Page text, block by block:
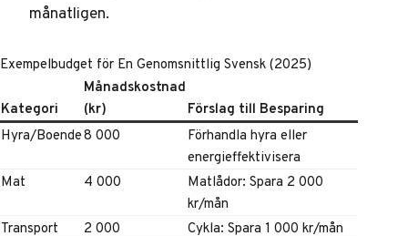
månatligen.
Exempelbudget för En Genomsnittlig Svensk (2025)
Kategori
Månadskostnad
(kr)
Förslag till Besparing
Hyra/Boende8 000
Förhandla hyra eller
energieffektivisera
Mat
4 000
Matlådor: Spara 2 000
kr/mån
Transport
2 000
Cykla: Spara 1 000 kr/mån